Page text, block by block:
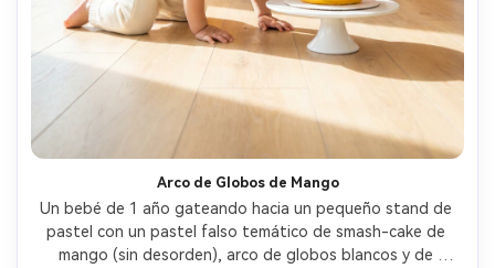
Arco de Globos de Mango
Un bebé de 1 año gateando hacia un pequeño stand de
pastel con un pastel falso temático de smash-cake de
mango (sin desorden), arco de globos blancos y de
Crea imágenes IA
ilimitadas. 100 %
gratis!
Empieza Gratis→